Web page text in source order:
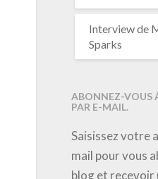
Interview de
Sparks
ABONNEZ-VOUS
PAR E-MAIL.
Saisissez votre
mail pour vous
blog et recevoir